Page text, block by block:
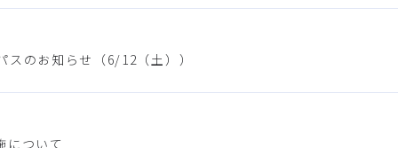
のお知らせ（6/12（土））
について